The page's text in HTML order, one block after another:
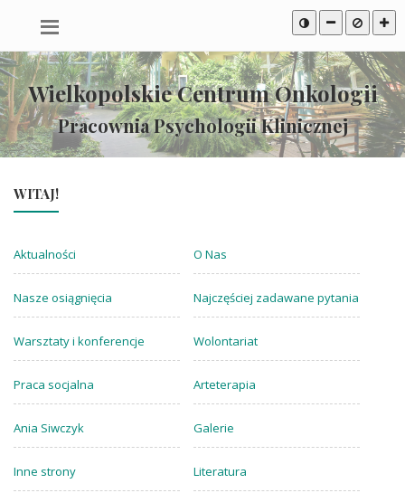
Przeskocz
do
treści
Mapa
serwisu
Przeskocz
do
stopki
Wielkopolskie Centrum Onkologii
Pracownia Psychologii Klinicznej
WITAJ!
Aktualności O Nas
Nasze osiągnięcia Najczęściej zadawane pytania
Warsztaty i konferencje Wolontariat
Praca socjalna Arteterapia
Ania Siwczyk Galerie
Inne strony Literatura